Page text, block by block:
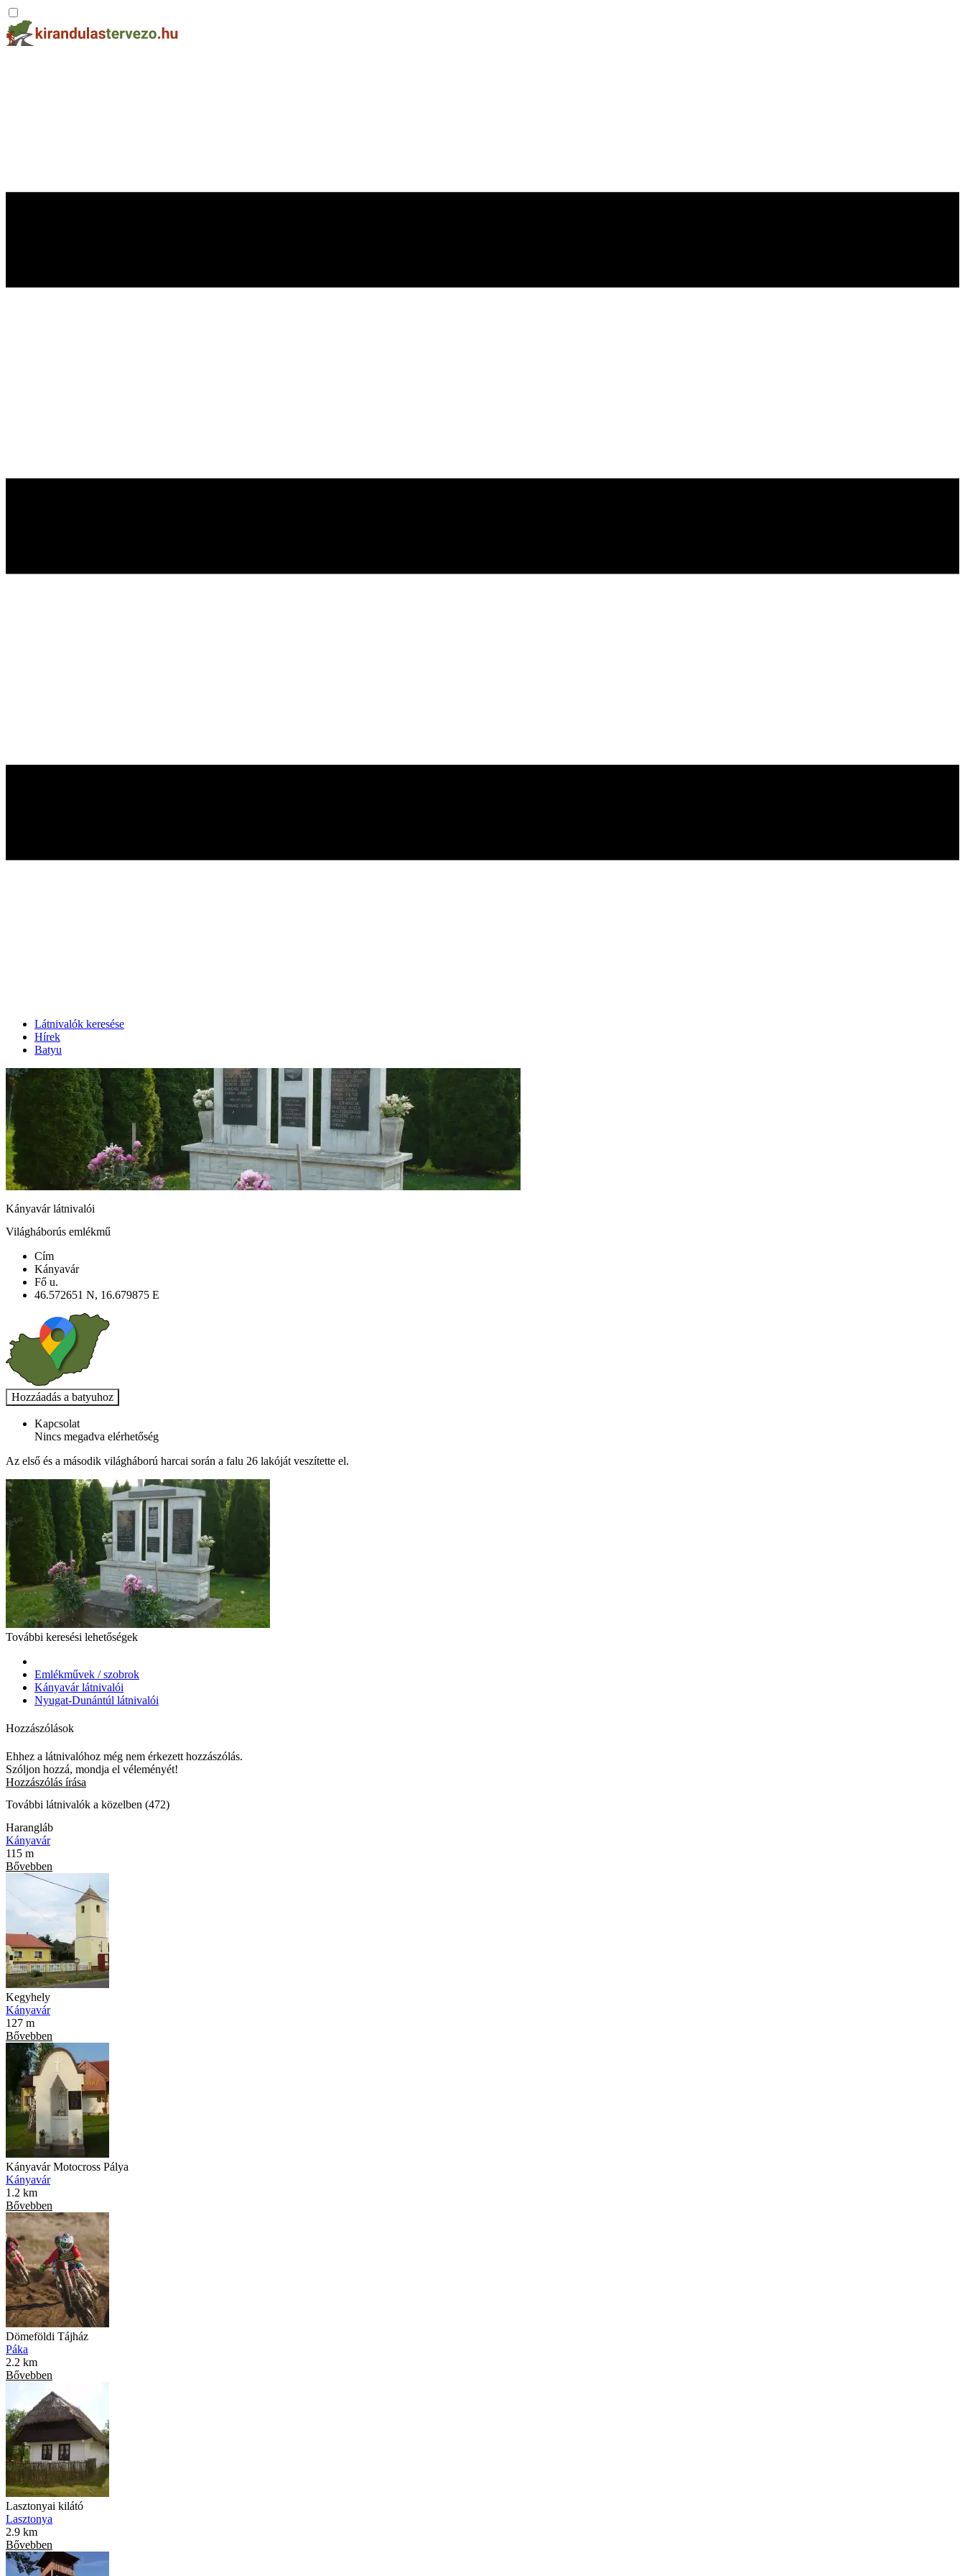
Látnivalók keresése
Hírek
Batyu
Kányavár látnivalói
Világháborús emlékmű
Cím
Kányavár
Fő u.
46.572651 N, 16.679875 E
Kapcsolat
Nincs megadva elérhetőség
Az első és a második világháború harcai során a falu 26 lakóját veszítette el.
További keresési lehetőségek
Emlékművek / szobrok
Kányavár látnivalói
Nyugat-Dunántúl látnivalói
Hozzászólások
Ehhez a látnivalóhoz még nem érkezett hozzászólás.
Szóljon hozzá, mondja el véleményét!
Hozzászólás írása
További látnivalók a közelben (472)
Harangláb
Kányavár
115 m
Bővebben
Kegyhely
Kányavár
127 m
Bővebben
Kányavár Motocross Pálya
Kányavár
1.2 km
Bővebben
Dömeföldi Tájház
Páka
2.2 km
Bővebben
Lasztonyai kilátó
Lasztonya
2.9 km
Bővebben